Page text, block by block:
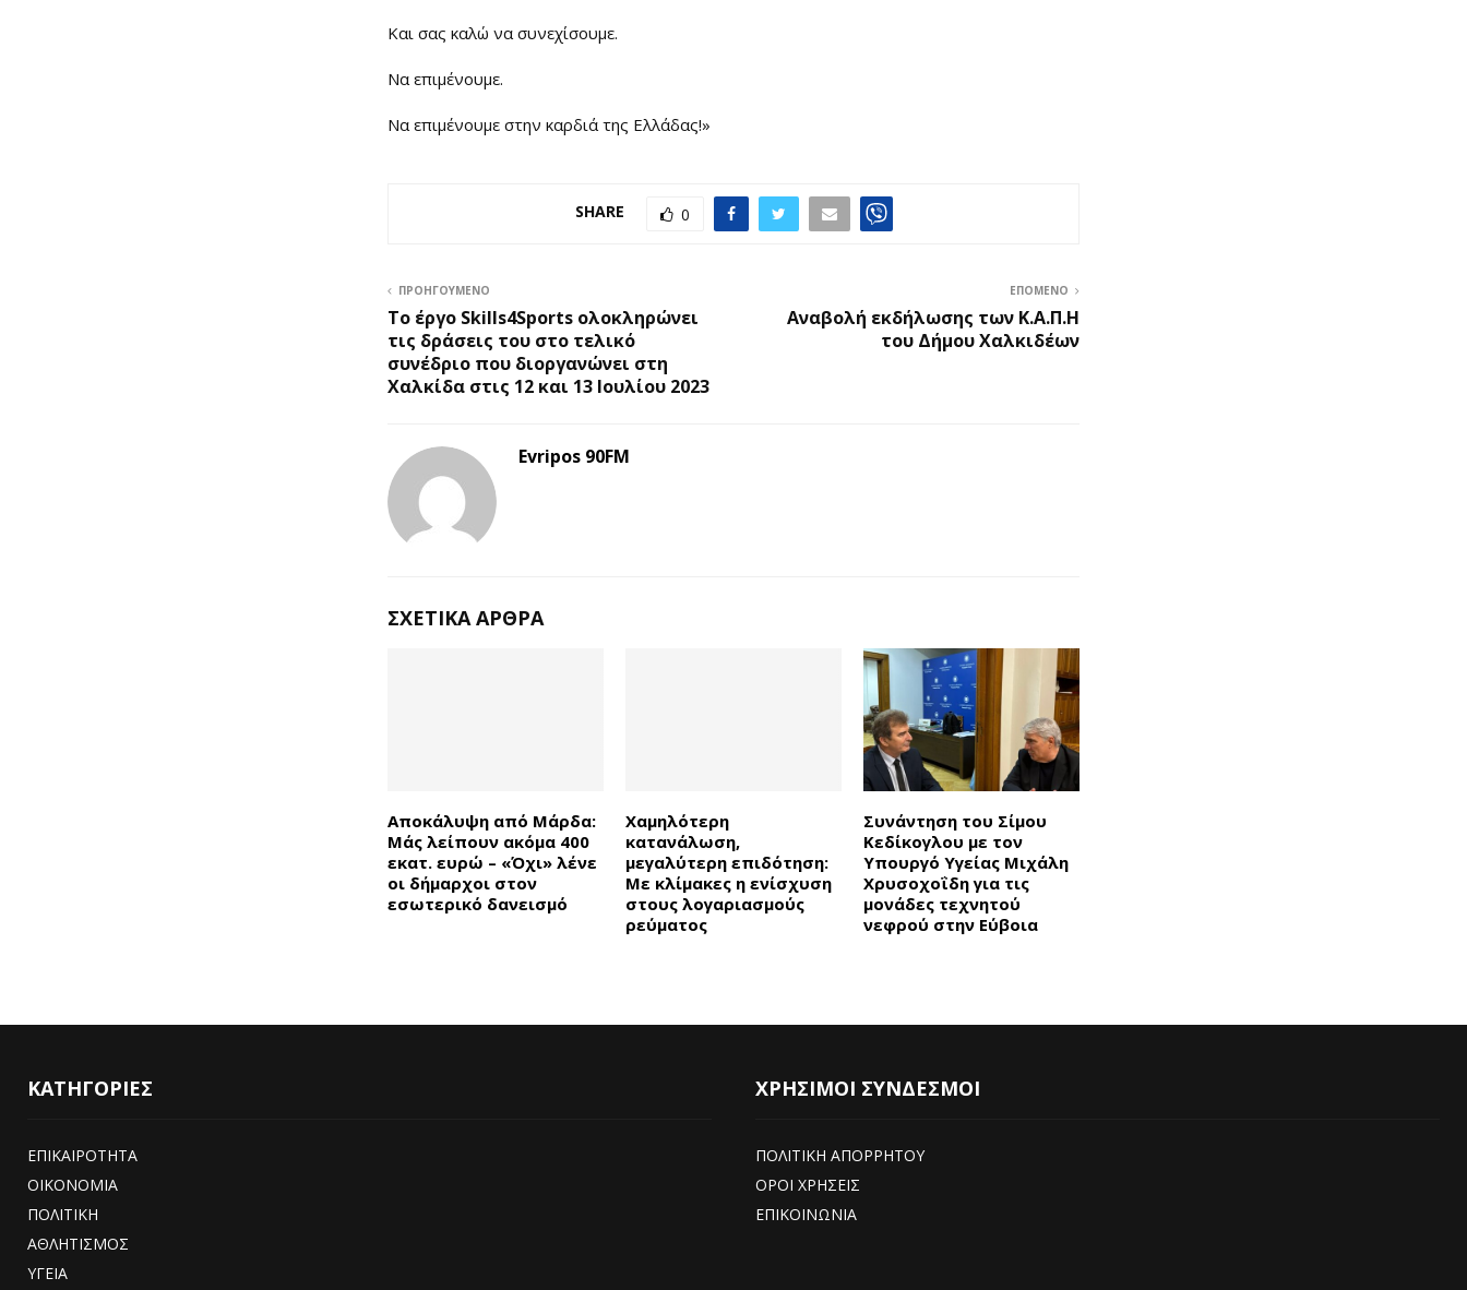
Και σας καλώ να συνεχίσουμε.
Να επιμένουμε.
Να επιμένουμε στην καρδιά της Ελλάδας!»
SHARE 0
ΠΡΟΗΓΟΎΜΕΝΟ
Το έργο Skills4Sports ολοκληρώνει
τις δράσεις του στο τελικό
συνέδριο που διοργανώνει στη
Χαλκίδα στις 12 και 13 Ιουλίου 2023
ΕΠΌΜΕΝΟ
Αναβολή εκδήλωσης των Κ.Α.Π.Η
του Δήμου Χαλκιδέων
Evripos 90FM
ΣΧΕΤΙΚΆ ΆΡΘΡΑ
Αποκάλυψη από Μάρδα:
Μάς λείπουν ακόμα 400
εκατ. ευρώ – «Όχι» λένε
οι δήμαρχοι στον
εσωτερικό δανεισμό
Χαμηλότερη
κατανάλωση,
μεγαλύτερη επιδότηση:
Με κλίμακες η ενίσχυση
στους λογαριασμούς
ρεύματος
Συνάντηση του Σίμου
Κεδίκογλου με τον
Υπουργό Υγείας Μιχάλη
Χρυσοχοΐδη για τις
μονάδες τεχνητού
νεφρού στην Εύβοια
ΚΑΤΗΓΟΡΙΕΣ
ΕΠΙΚΑΙΡΟΤΗΤΑ
ΟΙΚΟΝΟΜΙΑ
ΠΟΛΙΤΙΚΗ
ΑΘΛΗΤΙΣΜΟΣ
ΥΓΕΙΑ
ΧΡΗΣΙΜΟΙ ΣΥΝΔΕΣΜΟΙ
ΠΟΛΙΤΙΚΗ ΑΠΟΡΡΗΤΟΥ
ΟΡΟΙ ΧΡΗΣΕΙΣ
ΕΠΙΚΟΙΝΩΝΙΑ